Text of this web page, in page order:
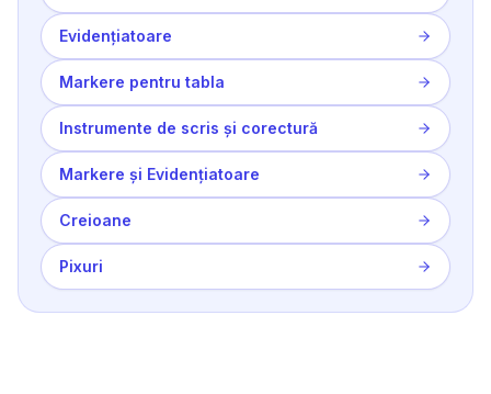
Evidențiatoare
Markere pentru tabla
Instrumente de scris și corectură
Markere și Evidențiatoare
Creioane
Pixuri